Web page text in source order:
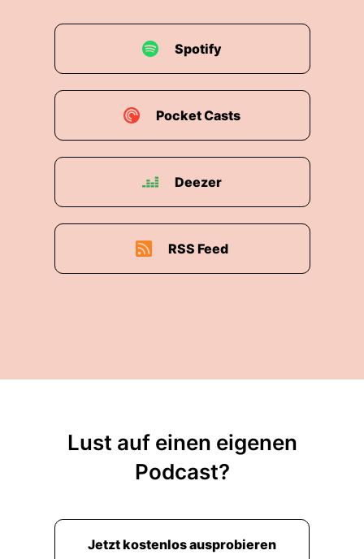
Spotify
Pocket Casts
Deezer
RSS Feed
Lust auf einen eigenen
Podcast?
Jetzt kostenlos ausprobieren